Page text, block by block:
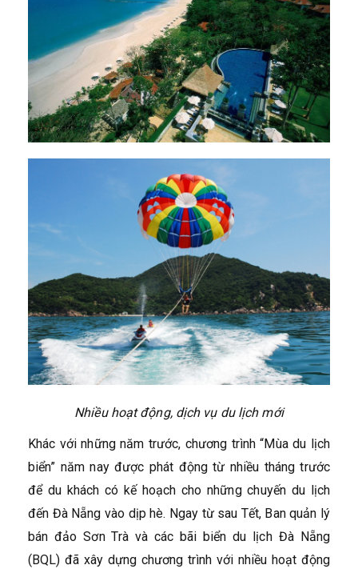
Nhiều hoạt động, dịch vụ du lịch mới
Khác với những năm trước, chương trình “Mùa du lịch
biển” năm nay được phát động từ nhiều tháng trước
để du khách có kế hoạch cho những chuyến du lịch
đến Đà Nẵng vào dịp hè. Ngay từ sau Tết, Ban quản lý
bán đảo Sơn Trà và các bãi biển du lịch Đà Nẵng
(BQL) đã xây dựng chương trình với nhiều hoạt động